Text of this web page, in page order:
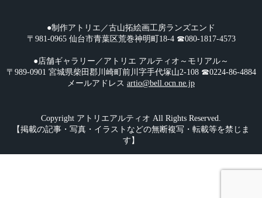
●制作アトリエ／古山拓絵画工房ランズエンド
〒981-0965 仙台市青葉区荒巻神明町18-4 ☎︎080-1817-4573
●店舗ギャラリー／アトリエ アルティオ～モリアル～
〒989-0901 宮城県柴田郡川崎町前川字手代塚山2-108 ☎︎0224-86-4884
メールアドレス artio@bell.ocn.ne.jp
Copyright アトリエアルティオ All Rights Reserved.
【掲載の記事・写真・イラストなどの無断複写・転載等を禁じま
す】